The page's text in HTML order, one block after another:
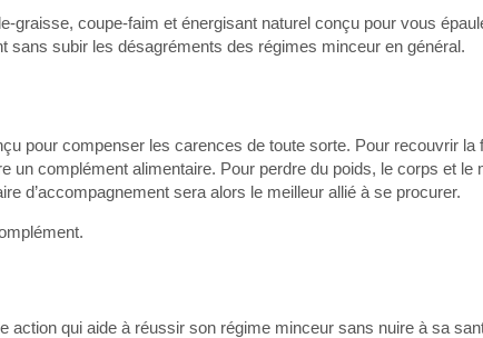
graisse, coupe-faim et énergisant naturel conçu pour vous
sans subir les désagréments des régimes minceur en général.
pour compenser les carences de toute sorte. Pour recouvrir la
un complément alimentaire. Pour perdre du poids, le corps et le
d’accompagnement sera alors le meilleur allié à se procurer.
action qui aide à réussir son régime minceur sans nuire à sa